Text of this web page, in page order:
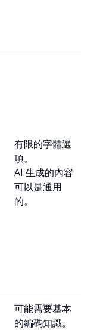
有限的字體選
項。
AI 生成的內容
可以是通用
的。
可能需要基本
的編碼知識。